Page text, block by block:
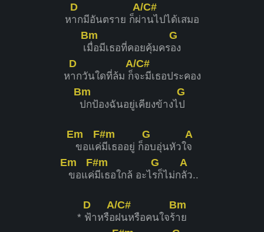
ห
D
ากมีอันตราย ก็ผ่
A/C#
านไปได้เสมอ
เ
Bm
มื่อมีเธอที่คอยคุ้มคร
G
อง
ห
D
ากวันใดที่ล้ม ก็
A/C#
จะมีเธอประคอง
Bm
ปกป้องฉันอยู่เคียงข้างไ
G
ป
Em
ขอแค่
F#m
มีเธออยู่ ก็
G
อบอุ่นหัวใ
A
จ
Em
ขอแค่
F#m
มีเธอใกล้ อะไ
G
รก็ไม่ก
A
ลัว..
*
D
ฟ้าหรือ
A/C#
ฝนหรือคนใจร้
Bm
าย